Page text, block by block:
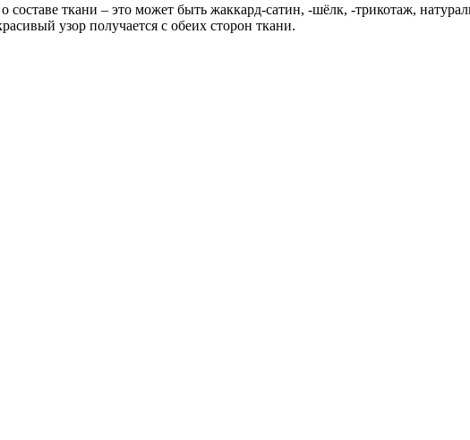
составе ткани – это может быть жаккард-сатин, -шёлк, -трикотаж,
узор получается с обеих сторон ткани.